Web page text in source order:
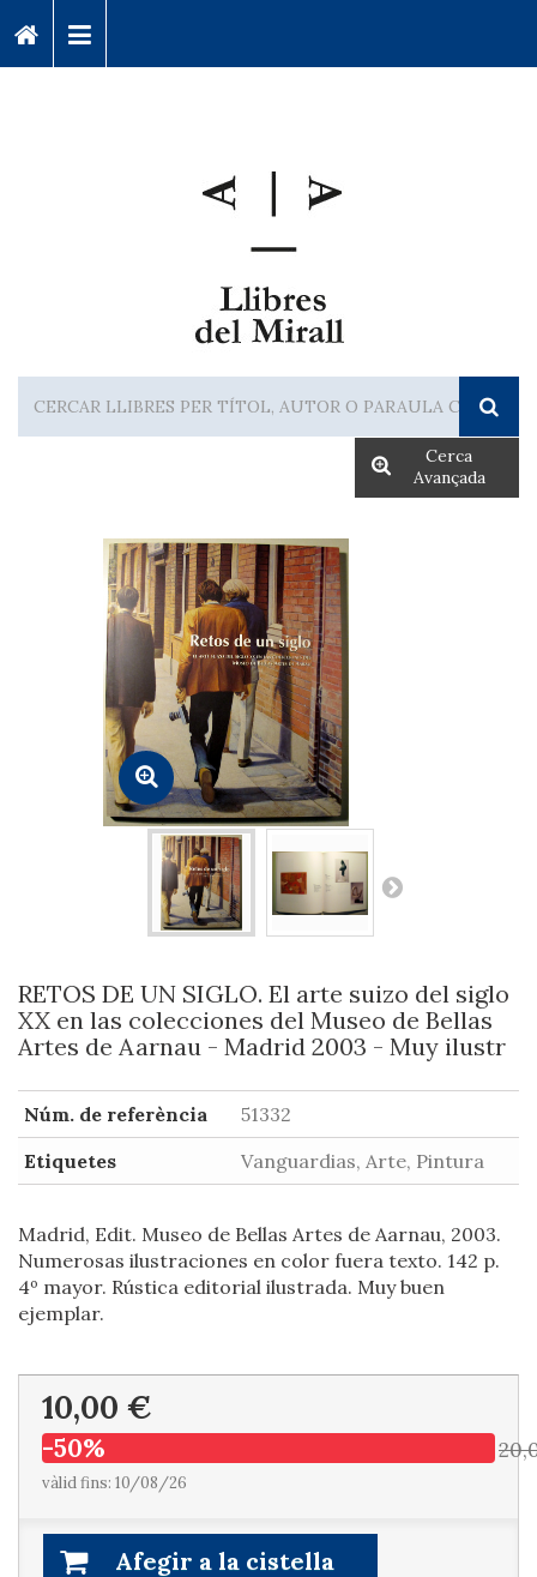
Cerca
Avançada
RETOS DE UN SIGLO. El arte suizo del siglo
XX en las colecciones del Museo de Bellas
Artes de Aarnau - Madrid 2003 - Muy ilustr
Núm. de referència
51332
Etiquetes
Vanguardias, Arte, Pintura
Madrid, Edit. Museo de Bellas Artes de Aarnau, 2003.
Numerosas ilustraciones en color fuera texto. 142 p.
4º mayor. Rústica editorial ilustrada. Muy buen
ejemplar.
10,00 €
-50%
vàlid fins: 10/08/26
Afegir a la cistella